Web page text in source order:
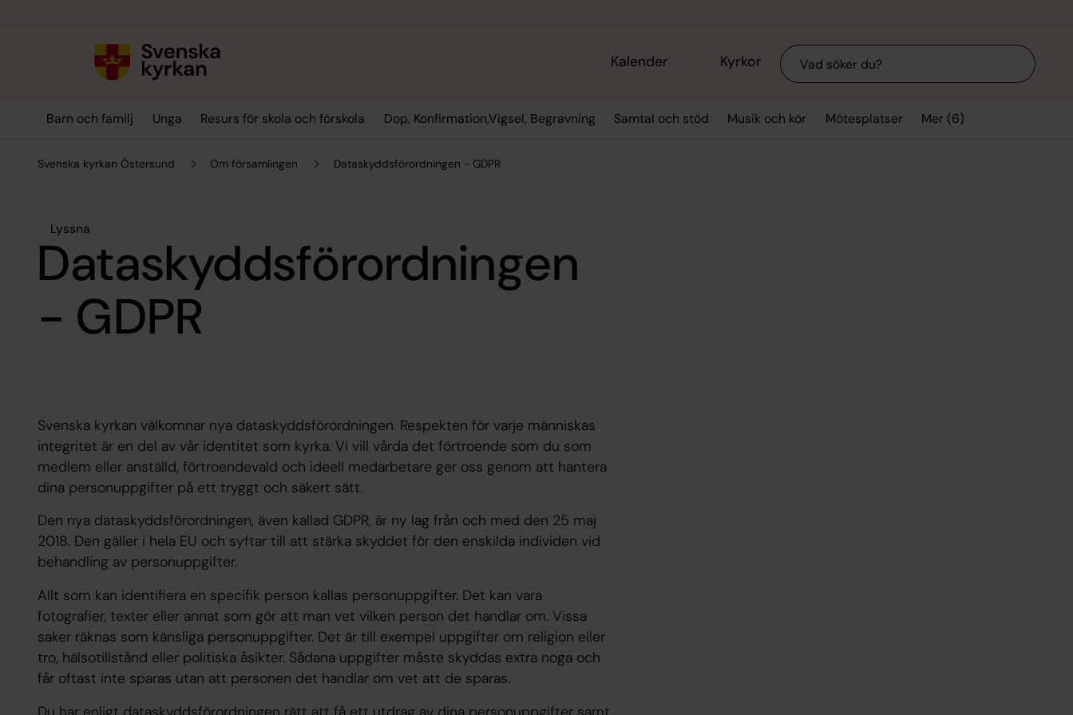
Kalender Kyrkor Sök
Barn och familj Unga Resurs för skola och förskola Dop, Konfirmation,Vigsel, Begravning Samtal och stöd Musik och kör Mötesplatser Mer (6)
Svenska kyrkan Östersund Om församlingen Dataskyddsförordningen - GDPR
Lyssna
Dataskyddsförordningen
- GDPR
Svenska kyrkan välkomnar nya dataskyddsförordningen. Respekten för varje människas
integritet är en del av vår identitet som kyrka. Vi vill vårda det förtroende som du som
medlem eller anställd, förtroendevald och ideell medarbetare ger oss genom att hantera
dina personuppgifter på ett tryggt och säkert sätt.
Den nya dataskyddsförordningen, även kallad GDPR, är ny lag från och med den 25 maj
2018. Den gäller i hela EU och syftar till att stärka skyddet för den enskilda individen vid
behandling av personuppgifter.
Allt som kan identifiera en specifik person kallas personuppgifter. Det kan vara
fotografier, texter eller annat som gör att man vet vilken person det handlar om. Vissa
saker räknas som känsliga personuppgifter. Det är till exempel uppgifter om religion eller
tro, hälsotillstånd eller politiska åsikter. Sådana uppgifter måste skyddas extra noga och
får oftast inte sparas utan att personen det handlar om vet att de sparas.